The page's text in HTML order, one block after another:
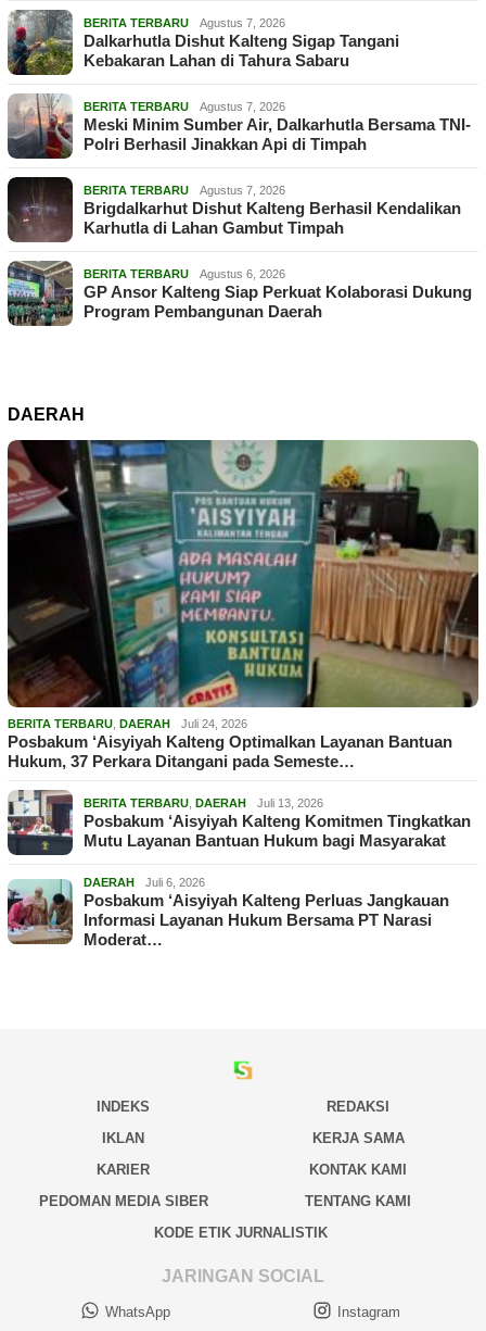
BERITA TERBARU Agustus 7, 2026
Dalkarhutla Dishut Kalteng Sigap Tangani
Kebakaran Lahan di Tahura Sabaru
BERITA TERBARU Agustus 7, 2026
Meski Minim Sumber Air, Dalkarhutla Bersama TNI-
Polri Berhasil Jinakkan Api di Timpah
BERITA TERBARU Agustus 7, 2026
Brigdalkarhut Dishut Kalteng Berhasil Kendalikan
Karhutla di Lahan Gambut Timpah
BERITA TERBARU Agustus 6, 2026
GP Ansor Kalteng Siap Perkuat Kolaborasi Dukung
Program Pembangunan Daerah
DAERAH
BERITA TERBARU DAERAH Juli 24, 2026
Posbakum ‘Aisyiyah Kalteng Optimalkan Layanan Bantuan
Hukum, 37 Perkara Ditangani pada Semeste…
BERITA TERBARU DAERAH Juli 13, 2026
Posbakum ‘Aisyiyah Kalteng Komitmen Tingkatkan
Mutu Layanan Bantuan Hukum bagi Masyarakat
DAERAH Juli 6, 2026
Posbakum ‘Aisyiyah Kalteng Perluas Jangkauan
Informasi Layanan Hukum Bersama PT Narasi
Moderat…
INDEKS
REDAKSI
IKLAN
KERJA SAMA
KARIER
KONTAK KAMI
PEDOMAN MEDIA SIBER
TENTANG KAMI
KODE ETIK JURNALISTIK
JARINGAN SOCIAL
WhatsApp Instagram